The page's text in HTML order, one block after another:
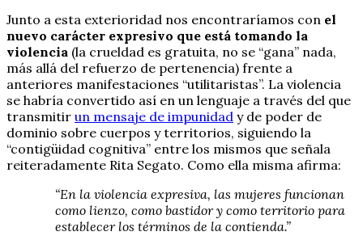
Junto a esta exterioridad nos encontraríamos con el
nuevo carácter expresivo que está tomando la
violencia (la crueldad es gratuita, no se “gana” nada,
más allá del refuerzo de pertenencia) frente a
anteriores manifestaciones “utilitaristas”. La violencia
se habría convertido así en un lenguaje a través del que
transmitir un mensaje de impunidad y de poder de
dominio sobre cuerpos y territorios, siguiendo la
“contigüidad cognitiva” entre los mismos que señala
reiteradamente Rita Segato. Como ella misma afirma:
“En la violencia expresiva, las mujeres funcionan
como lienzo, como bastidor y como territorio para
establecer los términos de la contienda.”